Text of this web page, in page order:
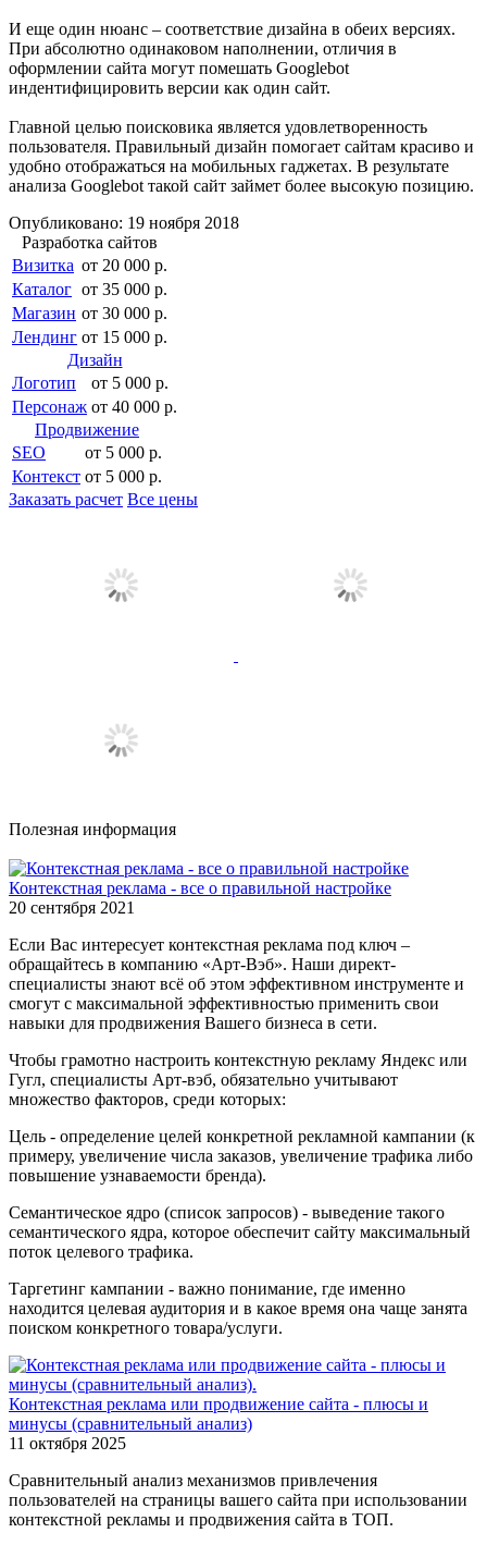
И еще один нюанс – соответствие дизайна в обеих версиях.
При абсолютно одинаковом наполнении, отличия в
оформлении сайта могут помешать Googlebot
индентифицировить версии как один сайт.
Главной целью поисковика является удовлетворенность
пользователя. Правильный дизайн помогает сайтам красиво и
удобно отображаться на мобильных гаджетах. В результате
анализа Googlebot такой сайт займет более высокую позицию.
Опубликовано: 19 ноября 2018
Разработка сайтов
Визитка от 20 000 р.
Каталог от 35 000 р.
Магазин от 30 000 р.
Лендинг от 15 000 р.
Дизайн
Логотип
от 5 000 р.
Персонаж от 40 000 р.
Продвижение
SEO
от 5 000 р.
Контекст от 5 000 р.
Заказать расчет Все цены
Полезная информация
Контекстная реклама - все о правильной настройке
20 сентября 2021
Если Вас интересует контекстная реклама под ключ –
обращайтесь в компанию «Арт-Вэб». Наши директ-
специалисты знают всё об этом эффективном инструменте и
смогут с максимальной эффективностью применить свои
навыки для продвижения Вашего бизнеса в сети.
Чтобы грамотно настроить контекстную рекламу Яндекс или
Гугл, специалисты Арт-вэб, обязательно учитывают
множество факторов, среди которых:
Цель - определение целей конкретной рекламной кампании (к
примеру, увеличение числа заказов, увеличение трафика либо
повышение узнаваемости бренда).
Семантическое ядро (список запросов) - выведение такого
семантического ядра, которое обеспечит сайту максимальный
поток целевого трафика.
Таргетинг кампании - важно понимание, где именно
находится целевая аудитория и в какое время она чаще занята
поиском конкретного товара/услуги.
Контекстная реклама или продвижение сайта - плюсы и
минусы (сравнительный анализ)
11 октября 2025
Сравнительный анализ механизмов привлечения
пользователей на страницы вашего сайта при использовании
контекстной рекламы и продвижения сайта в ТОП.